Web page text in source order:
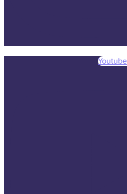
Youtube